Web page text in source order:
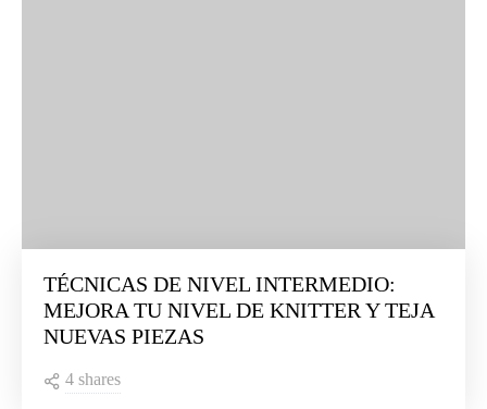
TÉCNICAS DE NIVEL INTERMEDIO:
MEJORA TU NIVEL DE KNITTER Y TEJA
NUEVAS PIEZAS
4 shares